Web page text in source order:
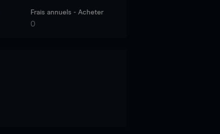
Frais annuels - Acheter
0